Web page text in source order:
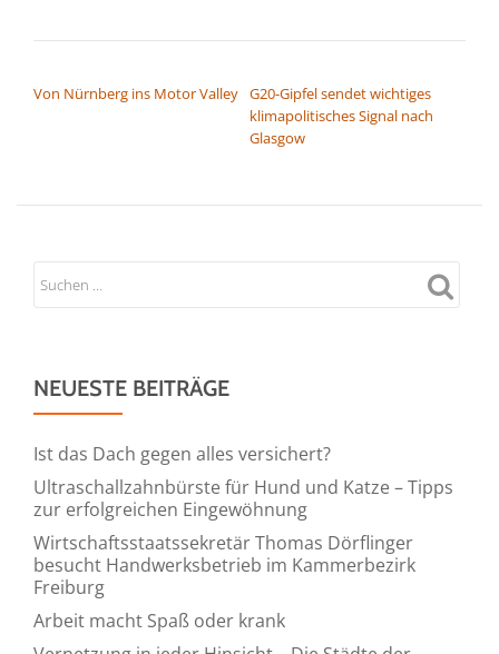
Von Nürnberg ins Motor Valley G20-Gipfel sendet wichtiges
klimapolitisches Signal nach
Glasgow
NEUESTE BEITRÄGE
Ist das Dach gegen alles versichert?
Ultraschallzahnbürste für Hund und Katze – Tipps
zur erfolgreichen Eingewöhnung
Wirtschaftsstaatssekretär Thomas Dörflinger
besucht Handwerksbetrieb im Kammerbezirk
Freiburg
Arbeit macht Spaß oder krank